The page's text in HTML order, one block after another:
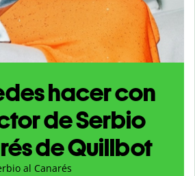
hacer con
de Serbio
de Quillbot
al Canarés